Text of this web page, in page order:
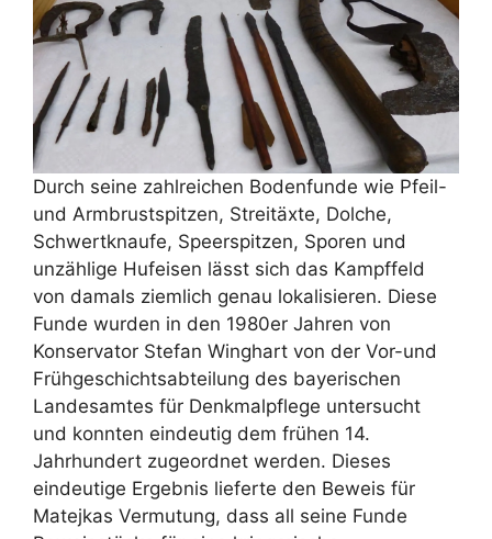
Durch seine zahlreichen Bodenfunde wie Pfeil-
und Armbrustspitzen, Streitäxte, Dolche,
Schwertknaufe, Speerspitzen, Sporen und
unzählige Hufeisen lässt sich das Kampffeld
von damals ziemlich genau lokalisieren. Diese
Funde wurden in den 1980er Jahren von
Konservator Stefan Winghart von der Vor-und
Frühgeschichtsabteilung des bayerischen
Landesamtes für Denkmalpflege untersucht
und konnten eindeutig dem frühen 14.
Jahrhundert zugeordnet werden. Dieses
eindeutige Ergebnis lieferte den Beweis für
Matejkas Vermutung, dass all seine Funde